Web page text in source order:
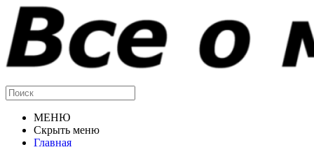
МЕНЮ
Скрыть меню
Главная